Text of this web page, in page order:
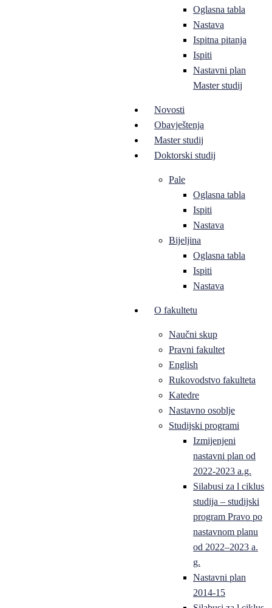
Oglasna tabla
Nastava
Ispitna pitanja
Ispiti
Nastavni plan
Master studij
Novosti
Obavještenja
Master studij
Doktorski studij
Pale
Oglasna tabla
Ispiti
Nastava
Bijeljina
Oglasna tabla
Ispiti
Nastava
O fakultetu
Naučni skup
Pravni fakultet
English
Rukovodstvo fakulteta
Katedre
Nastavno osoblje
Studijski programi
Izmijenjeni
nastavni plan od
2022-2023 a.g.
Silabusi za l ciklus
studija – studijski
program Pravo po
nastavnom planu
od 2022–2023 a.
g.
Nastavni plan
2014-15